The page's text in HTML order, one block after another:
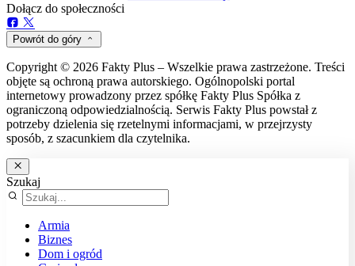
Dołącz do społeczności
Powrót do góry
Copyright © 2026 Fakty Plus – Wszelkie prawa zastrzeżone. Treści
objęte są ochroną prawa autorskiego. Ogólnopolski portal
internetowy prowadzony przez spółkę Fakty Plus Spółka z
ograniczoną odpowiedzialnością. Serwis Fakty Plus powstał z
potrzeby dzielenia się rzetelnymi informacjami, w przejrzysty
sposób, z szacunkiem dla czytelnika.
Szukaj
Armia
Biznes
Dom i ogród